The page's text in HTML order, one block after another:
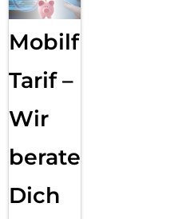
Boost.
Mobilfunk
Tarif –
Wir
beraten
Dich